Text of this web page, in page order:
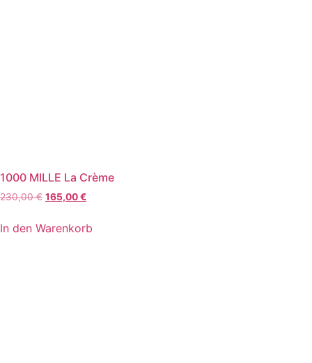
1000 MILLE La Crème
230,00€ Ursprünglicher
war:
165,00€Aktueller
ist:
In den Warenkorb